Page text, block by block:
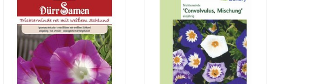
Schlingpflanze mit roten Blüten
und weißem Schlund. Schöne,
dunkelgrüne Blätter. Blüht den
ganzen Sommer.
ZUM WARENKORB HINZUFÜGEN
Triebe mit großen,
trichterförmigen Blüten. Abends
und bei Regen schließen sich die
Blüten. Einjährig. Rankend.
ZUM WARENKORB HINZUFÜGEN